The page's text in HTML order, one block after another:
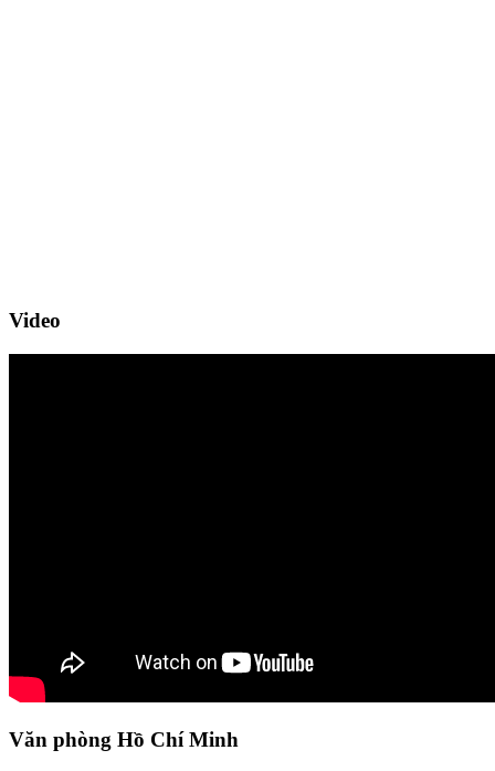
Video
Văn phòng Hồ Chí Minh